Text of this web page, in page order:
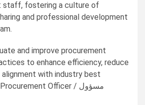
staff, fostering a culture of
and professional development
and improve procurement
to enhance efficiency, reduce
alignment with industry best